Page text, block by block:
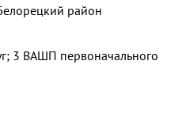
район
3 ВАШП первоначального